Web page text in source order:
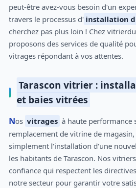
peut-être avez-vous besoin d'un
travers le processus d' installation
cherchez pas plus loin ! Chez
proposons des services de qualité
vitrages répondant à vos attentes.
Tarascon vitrier :
et baies vitrées
Nos vitrages à haute performance
remplacement de vitrine de
simplement l'installation d'une
les habitants de Tarascon. Nos
confiance qui respectent les
notre secteur pour garantir votre